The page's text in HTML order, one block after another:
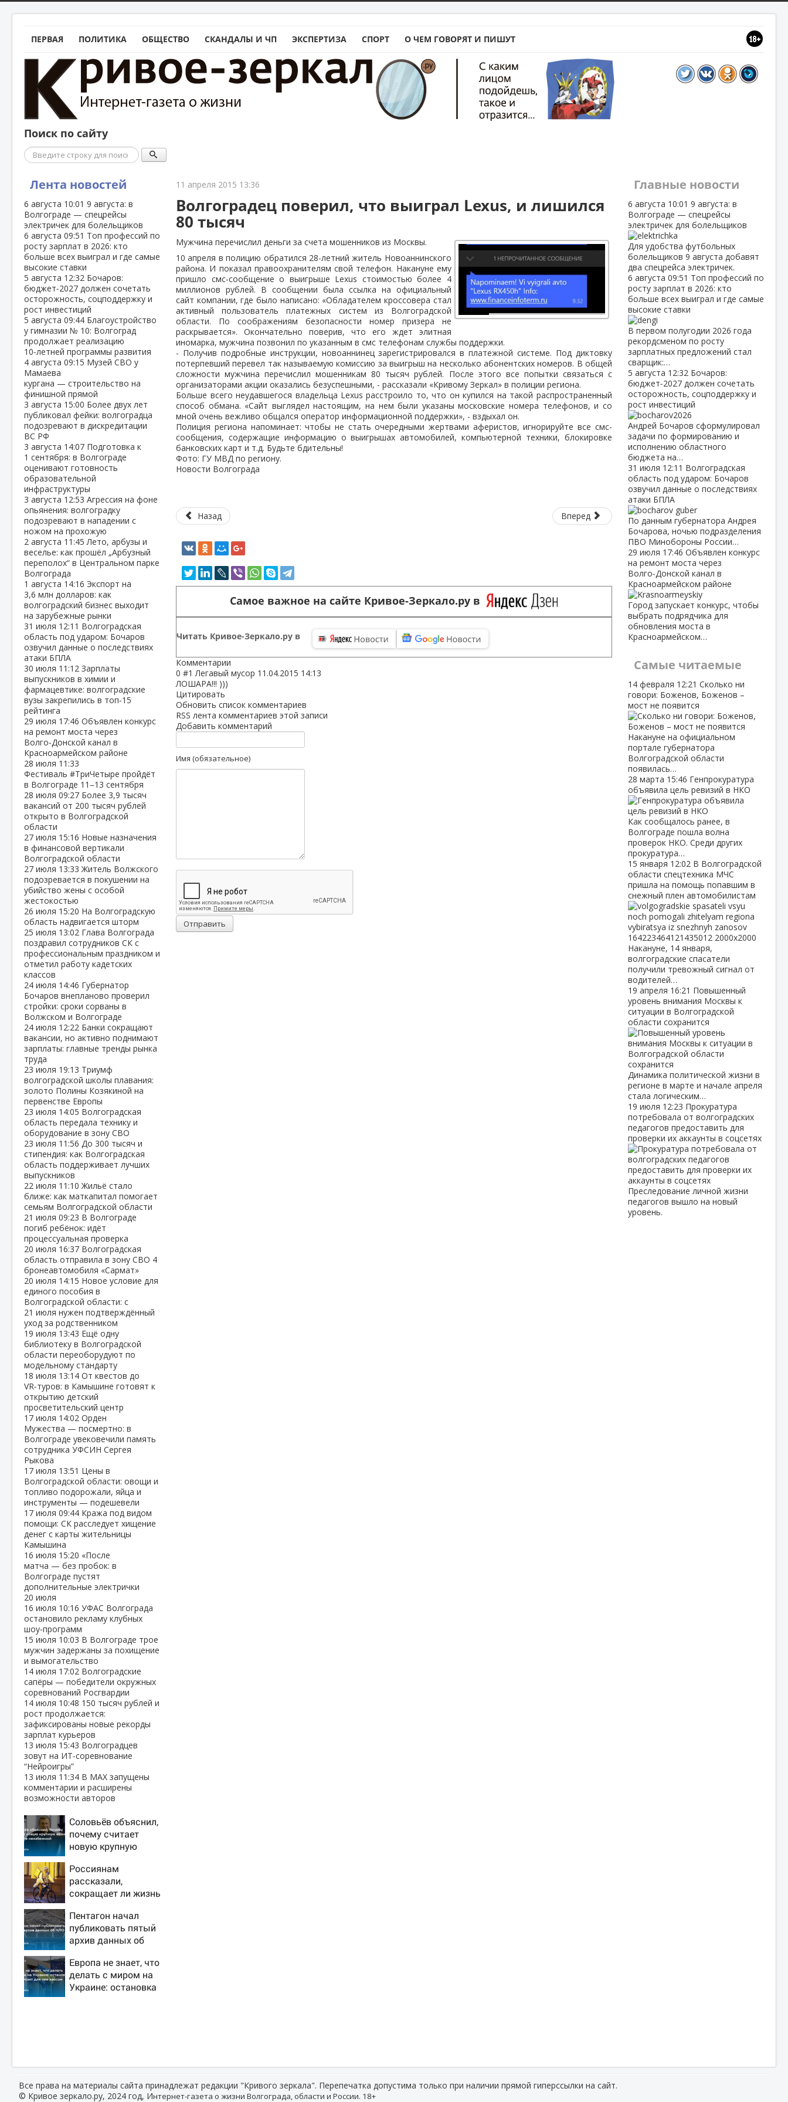
ПЕРВАЯ ПОЛИТИКА ОБЩЕСТВО СКАНДАЛЫ И ЧП ЭКСПЕРТИЗА СПОРТ О ЧЕМ ГОВОРЯТ И ПИШУТ
Поиск по сайту
Поиск
Лента новостей
6 августа 10:01 9 августа: в
Волгограде — спецрейсы
электричек для болельщиков
6 августа 09:51 Топ профессий по
росту зарплат в 2026: кто
больше всех выиграл и где самые
высокие ставки
5 августа 12:32 Бочаров:
бюджет‑2027 должен сочетать
осторожность, соцподдержку и
рост инвестиций
5 августа 09:44 Благоустройство
у гимназии № 10: Волгоград
продолжает реализацию
10‑летней программы развития
4 августа 09:15 Музей СВО у
Мамаева
кургана — строительство на
финишной прямой
3 августа 15:00 Более двух лет
публиковал фейки: волгоградца
подозревают в дискредитации
ВС РФ
3 августа 14:07 Подготовка к
1 сентября: в Волгограде
оценивают готовность
образовательной
инфраструктуры
3 августа 12:53 Агрессия на фоне
опьянения: волгоградку
подозревают в нападении с
ножом на прохожую
2 августа 11:45Лето, арбузы и
веселье: как прошёл „Арбузный
переполох“ в Центральном парке
Волгограда
1 августа 14:16 Экспорт на
3,6 млн долларов: как
волгоградский бизнес выходит
на зарубежные рынки
31 июля 12:11 Волгоградская
область под ударом: Бочаров
озвучил данные о последствиях
атаки БПЛА
30 июля 11:12 Зарплаты
выпускников в химии и
фармацевтике: волгоградские
вузы закрепились в топ‑15
рейтинга
29 июля 17:46 Объявлен конкурс
на ремонт моста через
Волго‑Донской канал в
Красноармейском районе
28 июля 11:33
Фестиваль #ТриЧетыре пройдёт
в Волгограде 11–13 сентября
28 июля 09:27 Более 3,9 тысяч
вакансий от 200 тысяч рублей
открыто в Волгоградской
области
27 июля 15:16 Новые назначения
в финансовой вертикали
Волгоградской области
27 июля 13:33Житель Волжского
подозревается в покушении на
убийство жены с особой
жестокостью
26 июля 15:20 На Волгоградскую
область надвигается шторм
25 июля 13:02 Глава Волгограда
поздравил сотрудников СК с
профессиональным праздником и
отметил работу кадетских
классов
24 июля 14:46 Губернатор
Бочаров внепланово проверил
стройки: сроки сорваны в
Волжском и Волгограде
24 июля 12:22 Банки сокращают
вакансии, но активно поднимают
зарплаты: главные тренды рынка
труда
23 июля 19:13 Триумф
волгоградской школы плавания:
золото Полины Козякиной на
первенстве Европы
23 июля 14:05 Волгоградская
область передала технику и
оборудование в зону СВО
23 июля 11:56 До 300 тысяч и
стипендия: как Волгоградская
область поддерживает лучших
выпускников
22 июля 11:10Жильё стало
ближе: как маткапитал помогает
семьям Волгоградской области
21 июля 09:23 В Волгограде
погиб ребёнок: идёт
процессуальная проверка
20 июля 16:37 Волгоградская
область отправила в зону СВО 4
бронеавтомобиля «Сармат»
20 июля 14:15 Новое условие для
единого пособия в
Волгоградской области: с
21 июля нужен подтверждённый
уход за родственником
19 июля 13:43 Ещё одну
библиотеку в Волгоградской
области переоборудуют по
модельному стандарту
18 июля 13:14 От квестов до
VR‑туров: в Камышине готовят к
открытию детский
просветительский центр
17 июля 14:02 Орден
Мужества — посмертно: в
Волгограде увековечили память
сотрудника УФСИН Сергея
Рыкова
17 июля 13:51 Цены в
Волгоградской области: овощи и
топливо подорожали, яйца и
инструменты — подешевели
17 июля 09:44 Кража под видом
помощи: СК расследует хищение
денег с карты жительницы
Камышина
16 июля 15:20 «После
матча — без пробок: в
Волгограде пустят
дополнительные электрички
20 июля
16 июля 10:16 УФАС Волгограда
остановило рекламу клубных
шоу‑программ
15 июля 10:03 В Волгограде трое
мужчин задержаны за похищение
и вымогательство
14 июля 17:02 Волгоградские
сапёры — победители окружных
соревнований Росгвардии
14 июля 10:48 150 тысяч рублей и
рост продолжается:
зафиксированы новые рекорды
зарплат курьеров
13 июля 15:43 Волгоградцев
зовут на ИТ‑соревнование
“Нейроигры”
13 июля 11:34 В МАХ запущены
комментарии и расширены
возможности авторов
Соловьёв объяснил,
почему считает
новую крупную
неизбежной
Россиянам
рассказали,
сокращает ли жизнь
Пентагон начал
публиковать пятый
архив данных об
Европа не знает, что
делать с миром на
Украине: остановка
11 апреля 2015 13:36
Волгоградец поверил, что выиграл Lexus, и лишился
80 тысяч
Мужчина перечислил деньги за счета мошенников из Москвы.
10 апреля в полицию обратился 28-летний житель Новоаннинского
района. И показал правоохранителям свой телефон. Накануне ему
пришло смс-сообщение о выигрыше Lexus стоимостью более 4
миллионов рублей. В сообщении была ссылка на официальный
сайт компании, где было написано: «Обладателем кроссовера стал
активный пользователь платежных систем из Волгоградской
области. По соображениям безопасности номер призера не
раскрывается». Окончательно поверив, что его ждет элитная
иномарка, мужчина позвонил по указанным в смс телефонам службы поддержки.
- Получив подробные инструкции, новоаннинец зарегистрировался в платежной системе. Под диктовку
потерпевший перевел так называемую комиссию за выигрыш на несколько абонентских номеров. В общей
сложности мужчина перечислил мошенникам 80 тысяч рублей. После этого все попытки связаться с
организаторами акции оказались безуспешными, - рассказали «Кривому Зеркал» в полиции региона.
Больше всего неудавшегося владельца Lexus расстроило то, что он купился на такой распространенный
способ обмана. «Сайт выглядел настоящим, на нем были указаны московские номера телефонов, и со
мной очень вежливо общался оператор информационной поддержки», - вздыхал он.
Полиция региона напоминает: чтобы не стать очередными жертвами аферистов, игнорируйте все смс-
сообщения, содержащие информацию о выигрышах автомобилей, компьютерной техники, блокировке
банковских карт и т.д. Будьте бдительны!
Фото: ГУ МВД по региону.
Новости Волгограда
Назад Вперед
Самое важное на сайте Кривое-Зеркало.ру в
Читать Кривое-Зеркало.ру в
Комментарии
0 #1 Легавый мусор 11.04.2015 14:13
ЛОШАРА!!! )))
Цитировать
Обновить список комментариев
RSS лента комментариев этой записи
Добавить комментарий
Имя (обязательное)
Отправить
Главные новости
6 августа 10:01 9 августа: в
Волгограде — спецрейсы
электричек для болельщиков
Для удобства футбольных
болельщиков 9 августа добавят
два спецрейса электричек.
6 августа 09:51 Топ профессий по
росту зарплат в 2026: кто
больше всех выиграл и где самые
высокие ставки
В первом полугодии 2026 года
рекордсменом по росту
зарплатных предложений стал
сварщик:…
5 августа 12:32 Бочаров:
бюджет‑2027 должен сочетать
осторожность, соцподдержку и
рост инвестиций
Андрей Бочаров сформулировал
задачи по формированию и
исполнению областного
бюджета на…
31 июля 12:11 Волгоградская
область под ударом: Бочаров
озвучил данные о последствиях
атаки БПЛА
По данным губернатора Андрея
Бочарова, ночью подразделения
ПВО Минобороны России…
29 июля 17:46 Объявлен конкурс
на ремонт моста через
Волго‑Донской канал в
Красноармейском районе
Город запускает конкурс, чтобы
выбрать подрядчика для
обновления моста в
Красноармейском…
Самые читаемые
14 февраля 12:21 Сколько ни
говори: Боженов, Боженов –
мост не появится
Накануне на официальном
портале губернатора
Волгоградской области
появилась…
28 марта 15:46 Генпрокуратура
объявила цель ревизий в НКО
Как сообщалось ранее, в
Волгограде пошла волна
проверок НКО. Среди других
прокуратура…
15 января 12:02 В Волгоградской
области спецтехника МЧС
пришла на помощь попавшим в
снежный плен автомобилистам
Накануне, 14 января,
волгоградские спасатели
получили тревожный сигнал от
водителей…
19 апреля 16:21 Повышенный
уровень внимания Москвы к
ситуации в Волгоградской
области сохранится
Динамика политической жизни в
регионе в марте и начале апреля
стала логическим…
19 июля 12:23 Прокуратура
потребовала от волгоградских
педагогов предоставить для
проверки их аккаунты в соцсетях
Преследование личной жизни
педагогов вышло на новый
уровень.
Все права на материалы сайта принадлежат редакции "Кривого зеркала". Перепечатка допустима только при наличии прямой гиперссылки на сайт.
© Кривое зеркало.ру, 2024 год, Интернет-газета о жизни Волгограда, области и России. 18+